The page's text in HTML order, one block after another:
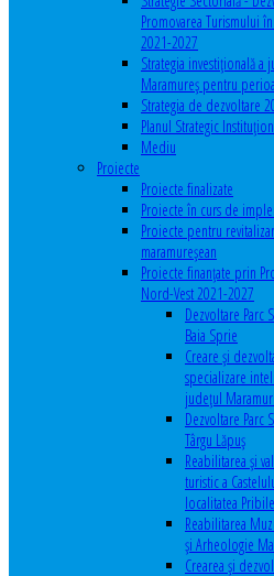
Promovarea Turismului
2021-2027
Strategia investiţională a
Maramureș pentru
Strategia de dezvoltare
Planul Strategic
Mediu
Proiecte
Proiecte finalizate
Proiecte în curs de
Proiecte pentru
maramureşean
Proiecte finanțate prin
Nord-Vest 2021-2027
Dezvoltare Parc
Baia Sprie
Creare și
specializare
județul
Dezvoltare Parc
Târgu Lăpuș
Reabilitarea și
turistic a
localitatea
Reabilitarea
și Arheologie
Crearea și